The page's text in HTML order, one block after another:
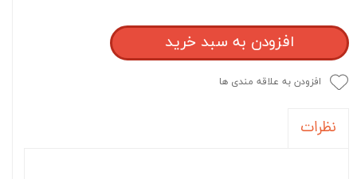
افزودن به سبد خرید
افزودن به علاقه مندی ها
نظرات